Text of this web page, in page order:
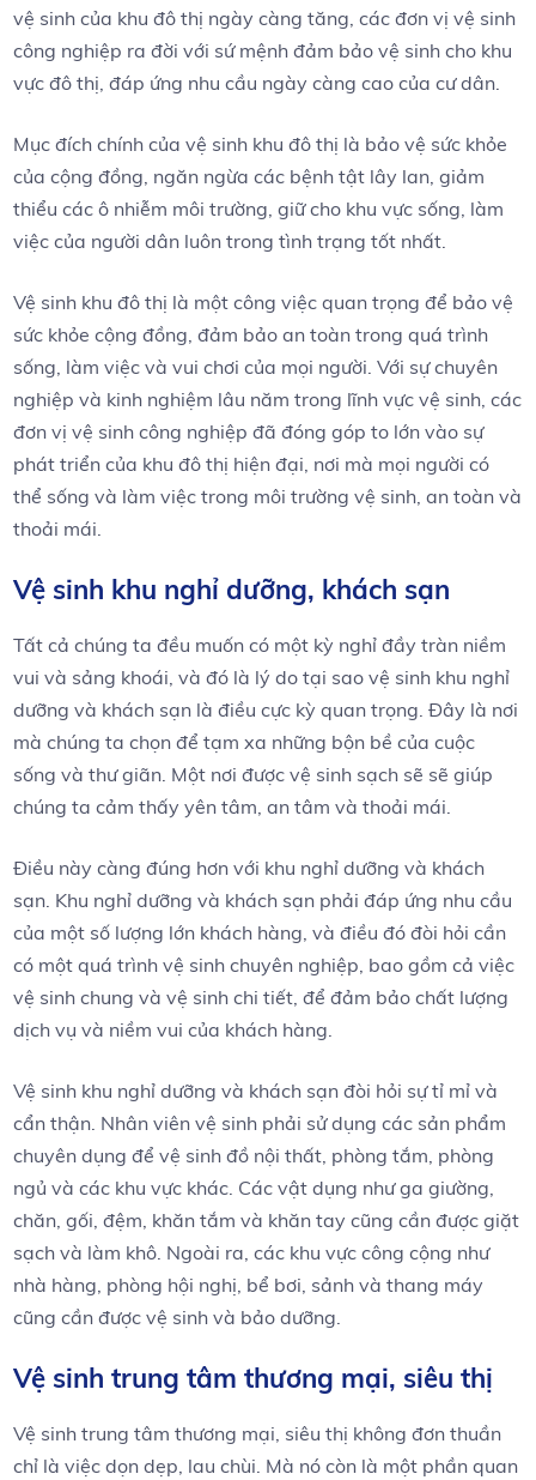
vệ sinh của khu đô thị ngày càng tăng, các đơn vị vệ sinh
công nghiệp ra đời với sứ mệnh đảm bảo vệ sinh cho khu
vực đô thị, đáp ứng nhu cầu ngày càng cao của cư dân.
Mục đích chính của vệ sinh khu đô thị là bảo vệ sức khỏe
của cộng đồng, ngăn ngừa các bệnh tật lây lan, giảm
thiểu các ô nhiễm môi trường, giữ cho khu vực sống, làm
việc của người dân luôn trong tình trạng tốt nhất.
Vệ sinh khu đô thị là một công việc quan trọng để bảo vệ
sức khỏe cộng đồng, đảm bảo an toàn trong quá trình
sống, làm việc và vui chơi của mọi người. Với sự chuyên
nghiệp và kinh nghiệm lâu năm trong lĩnh vực vệ sinh, các
đơn vị vệ sinh công nghiệp đã đóng góp to lớn vào sự
phát triển của khu đô thị hiện đại, nơi mà mọi người có
thể sống và làm việc trong môi trường vệ sinh, an toàn và
thoải mái.
Vệ sinh khu nghỉ dưỡng, khách sạn
Tất cả chúng ta đều muốn có một kỳ nghỉ đầy tràn niềm
vui và sảng khoái, và đó là lý do tại sao vệ sinh khu nghỉ
dưỡng và khách sạn là điều cực kỳ quan trọng. Đây là nơi
mà chúng ta chọn để tạm xa những bộn bề của cuộc
sống và thư giãn. Một nơi được vệ sinh sạch sẽ sẽ giúp
chúng ta cảm thấy yên tâm, an tâm và thoải mái.
Điều này càng đúng hơn với khu nghỉ dưỡng và khách
sạn. Khu nghỉ dưỡng và khách sạn phải đáp ứng nhu cầu
của một số lượng lớn khách hàng, và điều đó đòi hỏi cần
có một quá trình vệ sinh chuyên nghiệp, bao gồm cả việc
vệ sinh chung và vệ sinh chi tiết, để đảm bảo chất lượng
dịch vụ và niềm vui của khách hàng.
Vệ sinh khu nghỉ dưỡng và khách sạn đòi hỏi sự tỉ mỉ và
cẩn thận. Nhân viên vệ sinh phải sử dụng các sản phẩm
chuyên dụng để vệ sinh đồ nội thất, phòng tắm, phòng
ngủ và các khu vực khác. Các vật dụng như ga giường,
chăn, gối, đệm, khăn tắm và khăn tay cũng cần được giặt
sạch và làm khô. Ngoài ra, các khu vực công cộng như
nhà hàng, phòng hội nghị, bể bơi, sảnh và thang máy
cũng cần được vệ sinh và bảo dưỡng.
Vệ sinh trung tâm thương mại, siêu thị
Vệ sinh trung tâm thương mại, siêu thị không đơn thuần
chỉ là việc dọn dẹp, lau chùi. Mà nó còn là một phần quan